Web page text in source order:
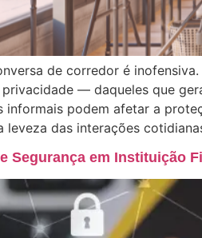
de corredor é
— daqueles que
informais podem afetar a
leveza das interações
Segurança em Instituição